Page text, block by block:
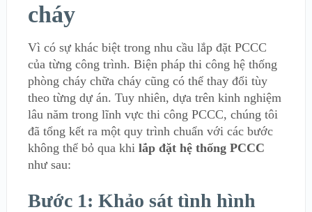
cháy
Vì có sự khác biệt trong nhu cầu lắp đặt PCCC
của từng công trình. Biện pháp thi công hệ thống
phòng cháy chữa cháy cũng có thể thay đổi tùy
theo từng dự án. Tuy nhiên, dựa trên kinh nghiệm
lâu năm trong lĩnh vực thi công PCCC, chúng tôi
đã tổng kết ra một quy trình chuẩn với các bước
không thể bỏ qua khi lắp đặt hệ thống PCCC
như sau:
Bước 1: Khảo sát tình hình